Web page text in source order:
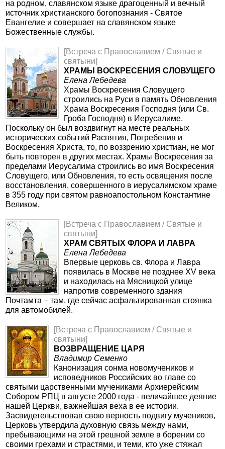
на родном, славянском языке драгоценный и вечный
источник христианского богопознания - Святое
Евангелие и совершает на славянском языке
Божественные службы.
[Встреча с Православием / Святые и
святыни]
ХРАМЫ ВОСКРЕСЕНИЯ СЛОВУЩЕГО
Елена Лебедева
Храмы Воскресения Словущего
строились на Руси в память Обновления
Храма Воскресения Господня (или Св.
Гроба Господня) в Иерусалиме.
Поскольку он был воздвигнут на месте реальных
исторических событий Распятия, Погребения и
Воскресения Христа, то, по воззрению христиан, не мог
быть повторен в других местах. Храмы Воскресения за
пределами Иерусалима строились во имя Воскресения
Словущего, или Обновления, то есть освящения после
восстановления, совершенного в иерусалимском храме
в 355 году при святом равноапостольном Константине
Великом.
[Встреча с Православием / Святые и
святыни]
ХРАМ СВЯТЫХ ФЛОРА И ЛАВРА
Елена Лебедева
Впервые церковь св. Флора и Лавра
появилась в Москве не позднее XV века
и находилась на Мясницкой улице
напротив современного здания
Почтамта – там, где сейчас асфальтированная стоянка
для автомобилей.
[Встреча с Православием / Святые и
святыни]
ВОЗВРАЩЕНИЕ ЦАРЯ
Владимир Семенко
Канонизация сонма новомучеников и
исповедников Российских во главе со
святыми царственными мучениками Архиерейским
Собором РПЦ в августе 2000 года - величайшее деяние
нашей Церкви, важнейшая веха в ее истории.
Засвидетельствовав свою верность подвигу мучеников,
Церковь утвердила духовную связь между нами,
пребывающими на этой грешной земле в борении со
своими грехами и страстями, и теми, кто уже стяжал